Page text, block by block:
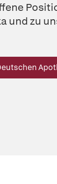
und zu